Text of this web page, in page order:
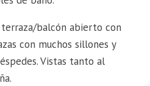
balcón abierto con
con muchos sillones y
Vistas tanto al